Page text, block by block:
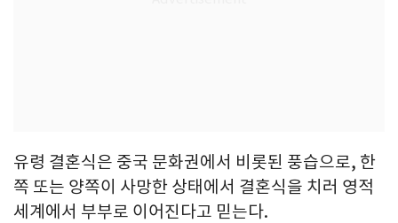
유령 결혼식은 중국 문화권에서 비롯된 풍습으로, 한
쪽 또는 양쪽이 사망한 상태에서 결혼식을 치러 영적
세계에서 부부로 이어진다고 믿는다.